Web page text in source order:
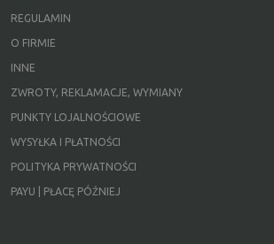
REGULAMIN
O FIRMIE
INNE
ZWROTY, REKLAMACJE, WYMIANY
PUNKTY LOJALNOŚCIOWE
WYSYŁKA I PŁATNOŚCI
POLITYKA PRYWATNOŚCI
PAYU | PŁACĘ PÓŹNIEJ